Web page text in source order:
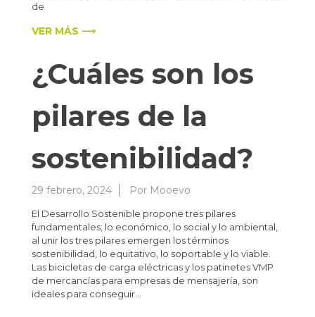
de
VER MÁS ⟶
¿Cuáles son los
pilares de la
sostenibilidad?
29 febrero, 2024 Por Mooevo
El Desarrollo Sostenible propone tres pilares
fundamentales; lo económico, lo social y lo ambiental,
al unir los tres pilares emergen los términos
sostenibilidad, lo equitativo, lo soportable y lo viable.
Las bicicletas de carga eléctricas y los patinetes VMP
de mercancías para empresas de mensajería, son
ideales para conseguir…